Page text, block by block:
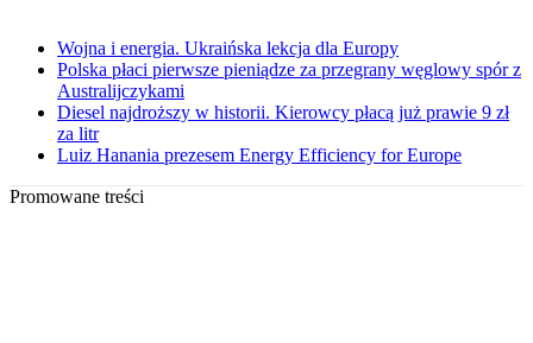
Wojna i energia. Ukraińska lekcja dla Europy
Polska płaci pierwsze pieniądze za przegrany węglowy spór z
Australijczykami
Diesel najdroższy w historii. Kierowcy płacą już prawie 9 zł
za litr
Luiz Hanania prezesem Energy Efficiency for Europe
Promowane treści